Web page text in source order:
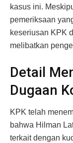
kasus ini.
pemeriksaan
keseriusan KPK
melibatkan
Detail
Dugaan
KPK telah
bahwa Hilman
terkait dengan